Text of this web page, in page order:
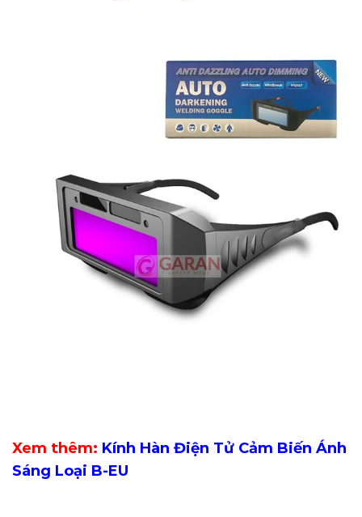
Xem thêm: Kính Hàn Điện Tử Cảm Biến Ánh
Sáng Loại B-EU